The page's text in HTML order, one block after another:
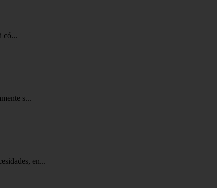
có...
s...
en...